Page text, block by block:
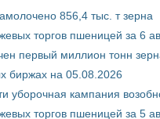
856,4 тыс. т зерна
торгов пшеницей за 6
первый миллион тонн
биржах на 05.08.2026
уборочная кампания
торгов пшеницей за 5